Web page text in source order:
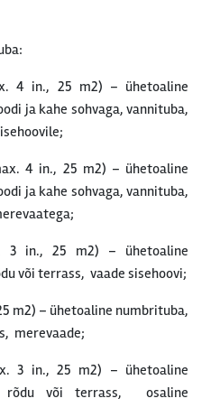
4 in., 25 m2) – ühetoaline
ja kahe sohvaga, vannituba,
4 in., 25 m2) – ühetoaline
ja kahe sohvaga, vannituba,
in., 25 m2) – ühetoaline
või terrass, vaade sisehoovi;
m2) – ühetoaline numbrituba,
merevaade;
3 in., 25 m2) – ühetoaline
rõdu või terrass, osaline